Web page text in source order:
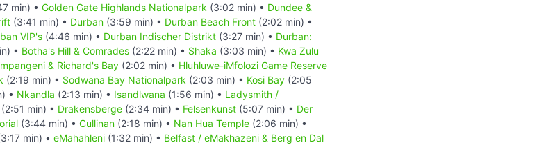
min) • Golden Gate Highlands Nationalpark (3:02 min) • Dundee &
(3:41 min) • Durban (3:59 min) • Durban Beach Front (2:02 min) •
VIP's (4:46 min) • Durban Indischer Distrikt (3:27 min) • Durban:
• Botha's Hill & Comrades (2:22 min) • Shaka (3:03 min) • Kwa Zulu
& Richard's Bay (2:02 min) • Hluhluwe-iMfolozi Game Reserve
(2:19 min) • Sodwana Bay Nationalpark (2:03 min) • Kosi Bay (2:05
• Nkandla (2:13 min) • Isandlwana (1:56 min) • Ladysmith /
(2:51 min) • Drakensberge (2:34 min) • Felsenkunst (5:07 min) • Der
(3:44 min) • Cullinan (2:18 min) • Nan Hua Temple (2:06 min) •
min) • eMahahleni (1:32 min) • Belfast / eMakhazeni & Berg en Dal